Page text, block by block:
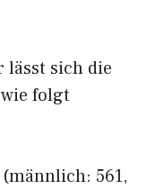
sich die
folgt
561,